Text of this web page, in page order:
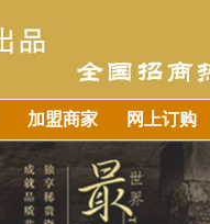
加盟商家 网上订购